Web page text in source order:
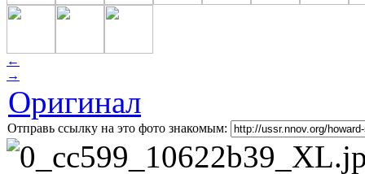
←
→
Оригинал
Отправь ссылку на это фото знакомым: